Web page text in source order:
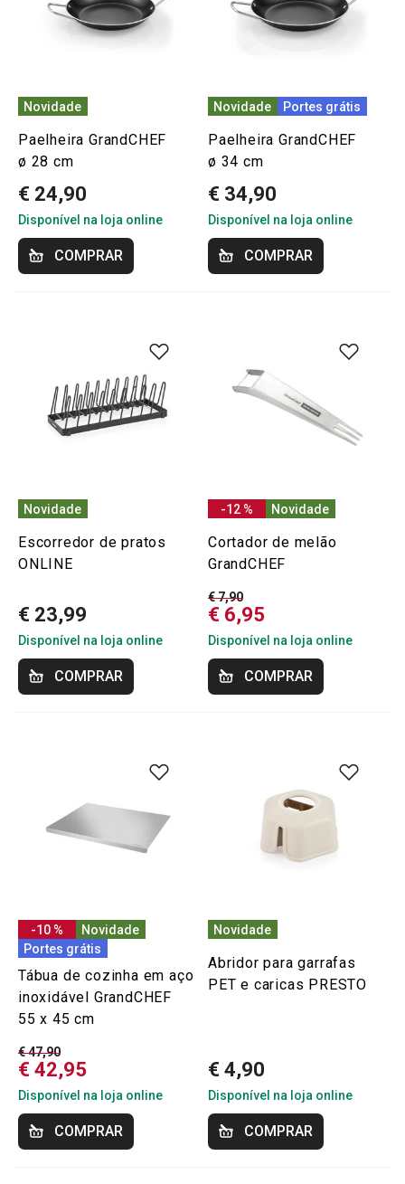
Novidade
Paelheira GrandCHEF
ø 28 cm
€ 24,90
Disponível na loja online
COMPRAR
Novidade Portes grátis
Paelheira GrandCHEF
ø 34 cm
€ 34,90
Disponível na loja online
COMPRAR
Novidade
Escorredor de pratos
ONLINE
€ 23,99
Disponível na loja online
COMPRAR
-12 % Novidade
Cortador de melão
GrandCHEF
€ 7,90
€ 6,95
Disponível na loja online
COMPRAR
-10 %
Novidade
Portes grátis
Tábua de cozinha em aço
inoxidável GrandCHEF
55 x 45 cm
€ 47,90
€ 42,95
Disponível na loja online
COMPRAR
Novidade
Abridor para garrafas
PET e caricas PRESTO
€ 4,90
Disponível na loja online
COMPRAR